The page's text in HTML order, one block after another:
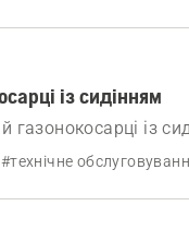
із сидінням
газонокосарці із
#технічне